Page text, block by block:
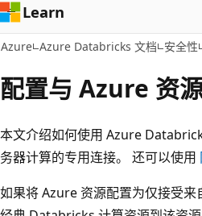
Learn
Azure Azure Databricks 文档 安全性
配置与 Azure 资
本文介绍如何使用 Azure
务器计算的专用连接。 还可以使用
如果将 Azure 资源配置为仅接受